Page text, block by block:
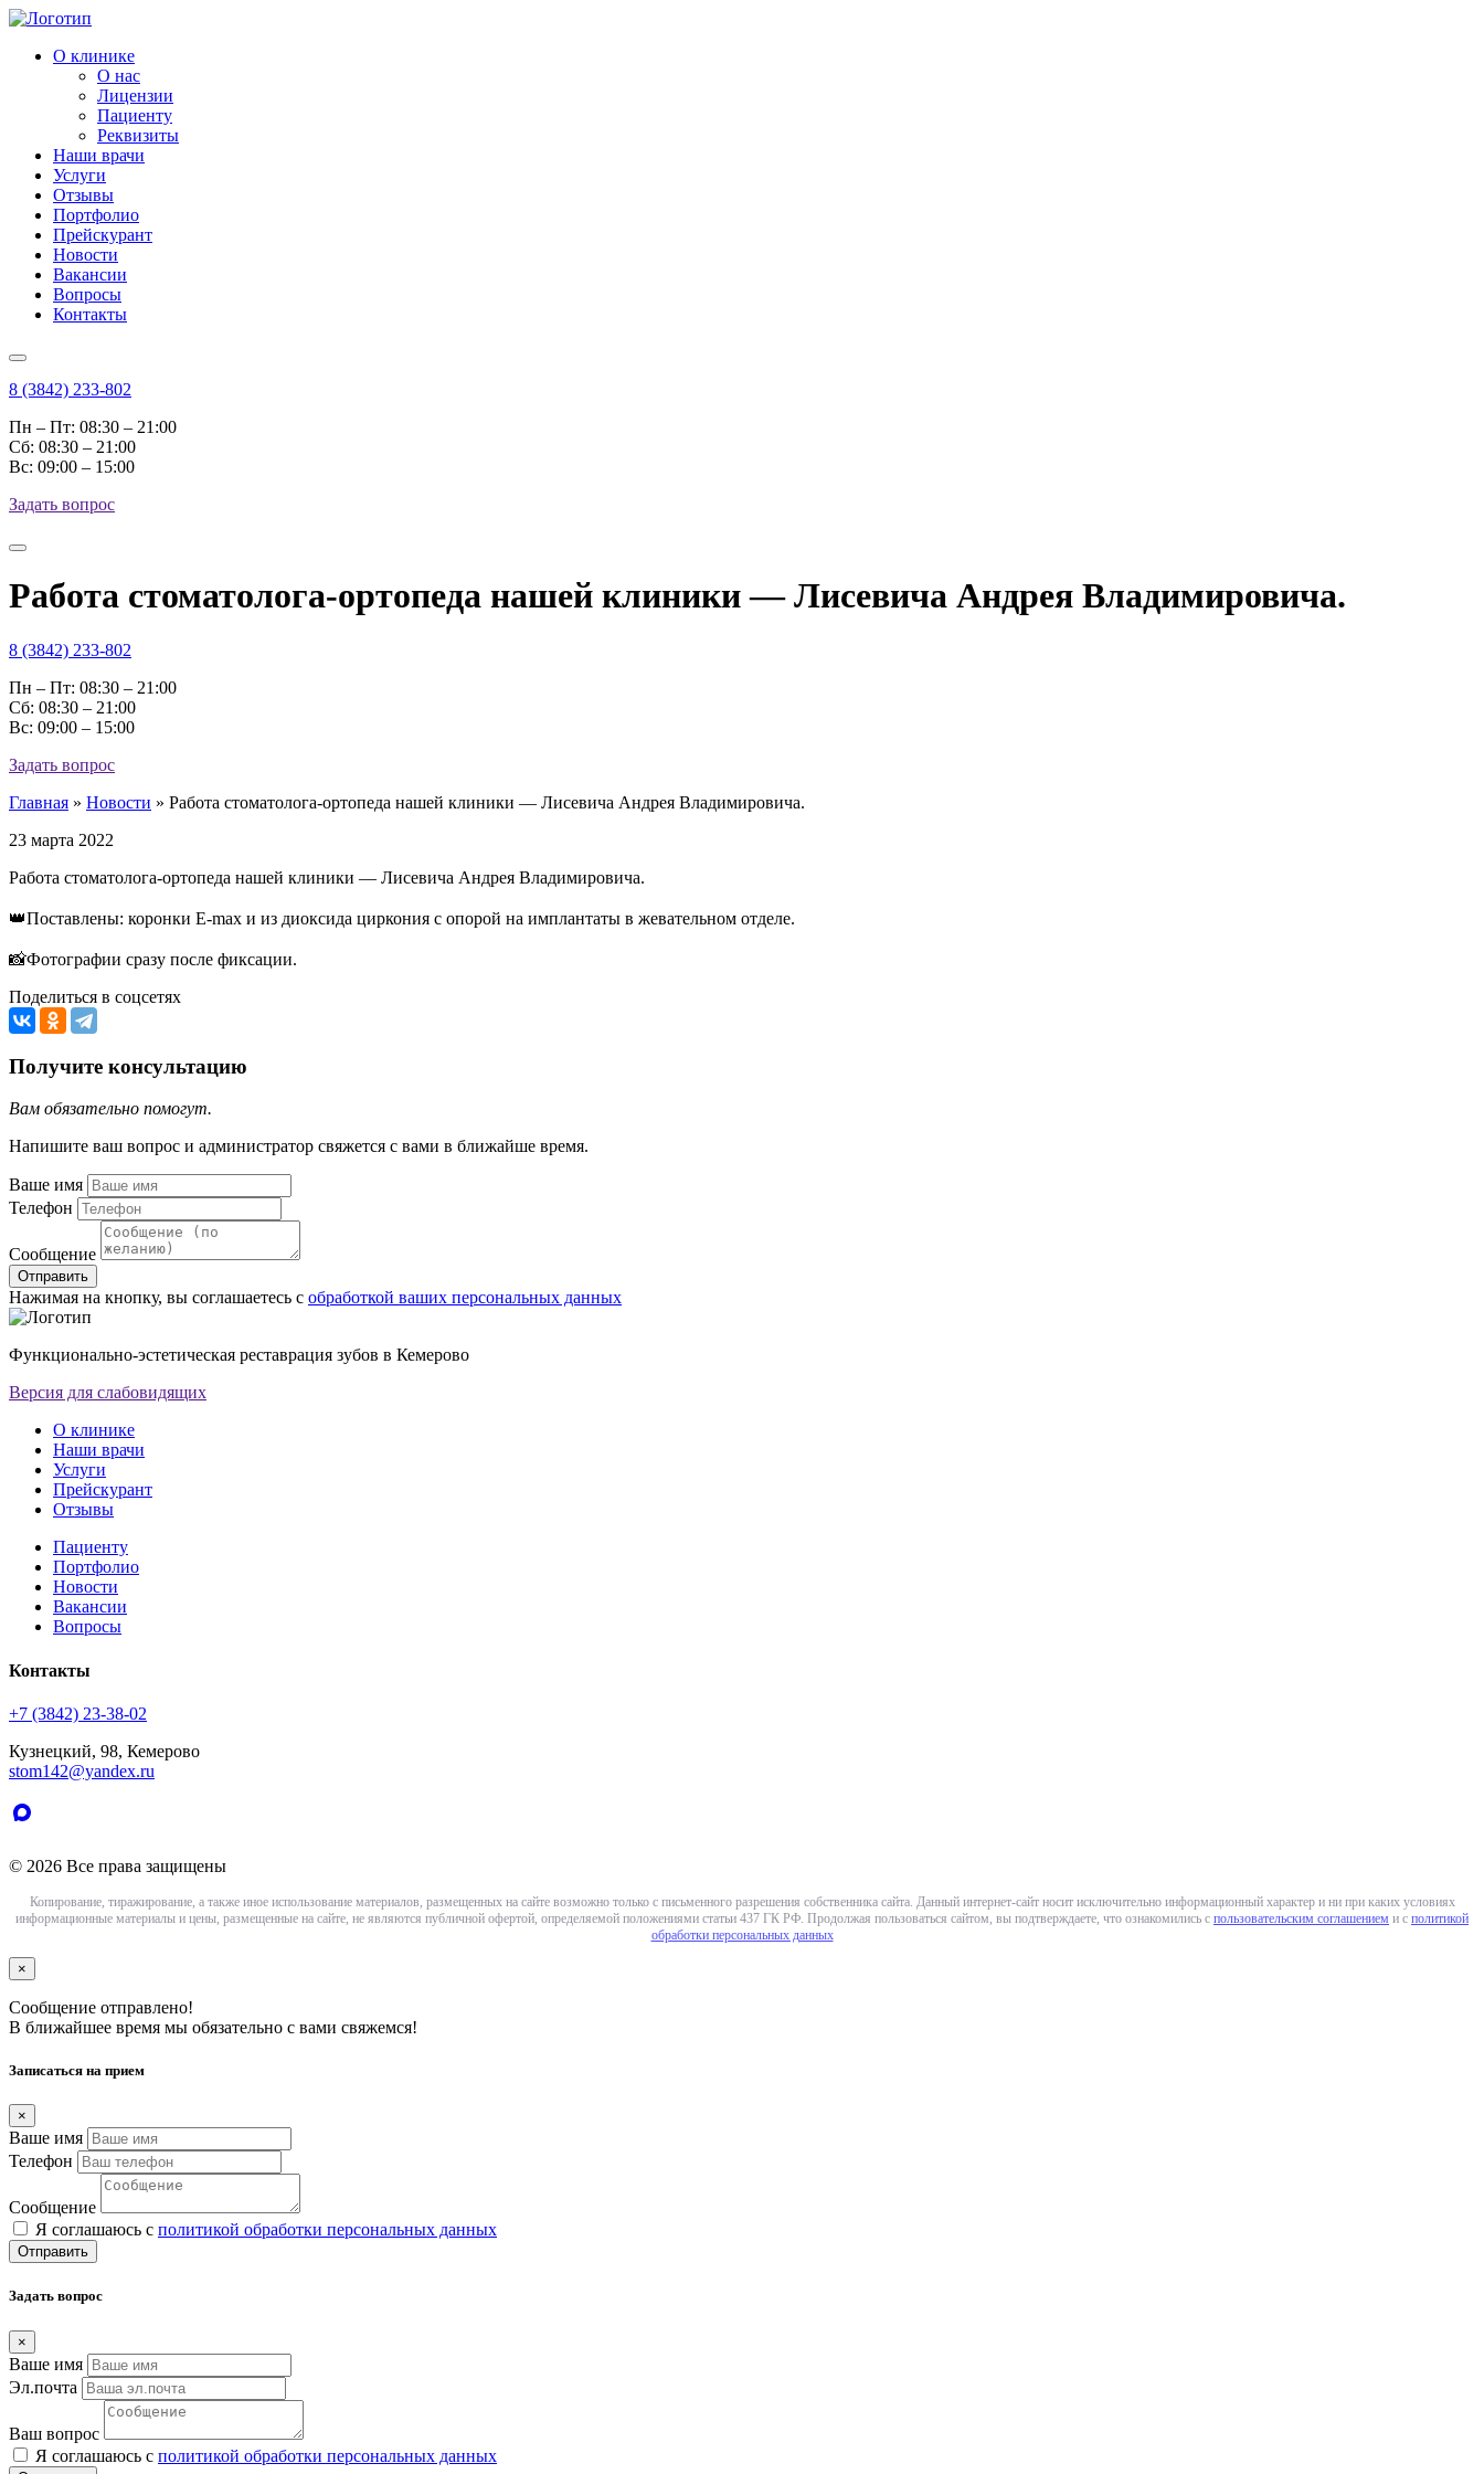
О клинике
О нас
Лицензии
Пациенту
Реквизиты
Наши врачи
Услуги
Отзывы
Портфолио
Прейскурант
Новости
Вакансии
Вопросы
Контакты
8 (3842) 233-802
Пн – Пт: 08:30 – 21:00
Cб: 08:30 – 21:00
Вс: 09:00 – 15:00
Задать вопрос
Работа стоматолога-ортопеда нашей клиники — Лисевича Андрея Владимировича.
8 (3842) 233-802
Пн – Пт: 08:30 – 21:00
Cб: 08:30 – 21:00
Вс: 09:00 – 15:00
Задать вопрос
Главная » Новости » Работа стоматолога-ортопеда нашей клиники — Лисевича Андрея Владимировича.
23 марта 2022
Работа стоматолога-ортопеда нашей клиники — Лисевича Андрея Владимировича.
👑Поставлены: коронки E-max и из диоксида циркония с опорой на имплантаты в жевательном отделе.
📸Фотографии сразу после фиксации.
Поделиться в соцсетях
Получите консультацию
Вам обязательно помогут.
Напишите ваш вопрос и администратор свяжется с вами в ближайше время.
Ваше имя
Телефон
Сообщение
Отправить
Нажимая на кнопку, вы соглашаетесь с обработкой ваших персональных данных
Функционально-эстетическая реставрация зубов в Кемерово
Версия для слабовидящих
О клинике
Наши врачи
Услуги
Прейскурант
Отзывы
Пациенту
Портфолио
Новости
Вакансии
Вопросы
Контакты
+7 (3842) 23-38-02
Кузнецкий, 98, Кемерово
stom142@yandex.ru
© 2026 Все права защищены
Копирование, тиражирование, а также иное использование материалов, размещенных на сайте возможно только с письменного разрешения собственника сайта. Данный интернет-сайт носит исключительно информационный характер и ни при каких условиях
информационные материалы и цены, размещенные на сайте, не являются публичной офертой, определяемой положениями статьи 437 ГК РФ. Продолжая пользоваться сайтом, вы подтверждаете, что ознакомились с пользовательским соглашением и с политикой
обработки персональных данных
×
Сообщение отправлено!
В ближайшее время мы обязательно с вами свяжемся!
Записаться на прием
×
Ваше имя
Телефон
Сообщение
Я соглашаюсь с политикой обработки персональных данных
Отправить
Задать вопрос
×
Ваше имя
Эл.почта
Ваш вопрос
Я соглашаюсь с политикой обработки персональных данных